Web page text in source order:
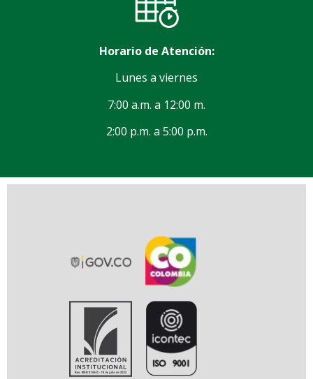
Horario de Atención:
Lunes a viernes
7:00 a.m. a 12:00 m.
2:00 p.m. a 5:00 p.m.